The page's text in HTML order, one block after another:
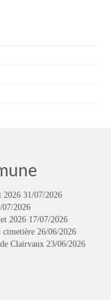
2026 31/07/2026
07/2026
2026 17/07/2026
cimetière 26/06/2026
Clairvaux 23/06/2026